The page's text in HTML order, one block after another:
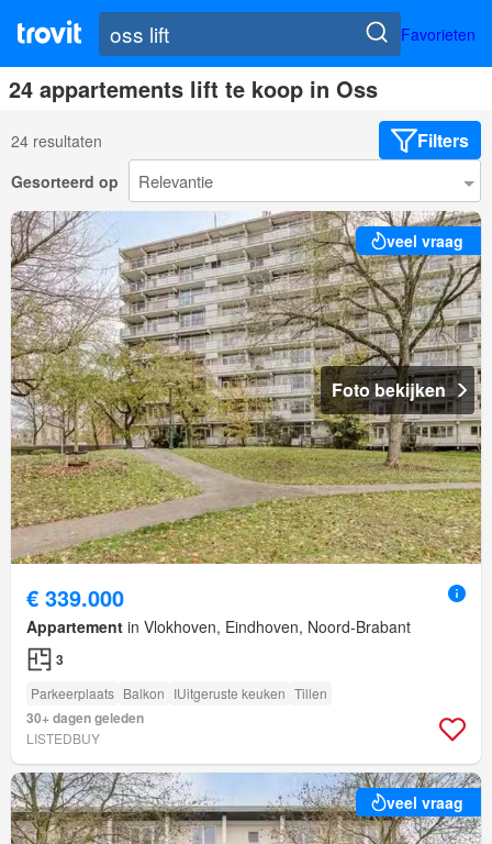
Favorieten
24 appartements lift te koop in Oss
24 resultaten Filters
Gesorteerd op
veel vraag
Foto bekijken
€ 339.000
Appartement in Vlokhoven, Eindhoven, Noord-Brabant
3
Parkeerplaats Balkon IUitgeruste keuken Tillen
30+ dagen geleden
LISTEDBUY
veel vraag